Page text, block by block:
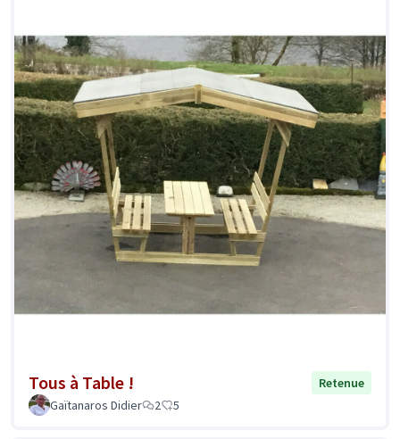
Tous à Table !
Retenue
Gaïtanaros Didier
2 5